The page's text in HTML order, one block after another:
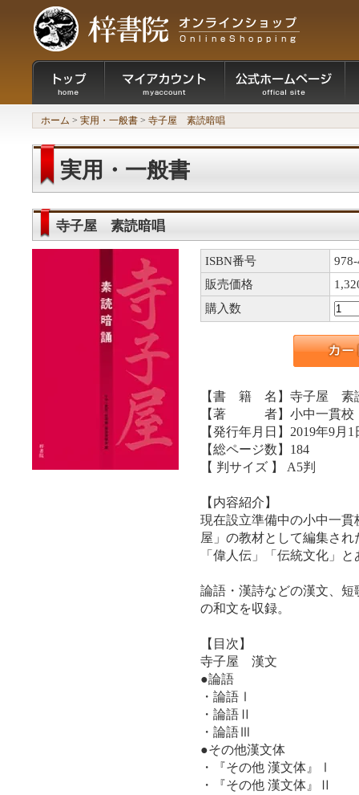
ホーム > 実用・一般書 > 寺子屋 素読暗唱
実用・一般書
寺子屋 素読暗唱
ISBN番号
販売価格
購入数
【書 籍 名】寺子屋 素
【著 者】小中一貫校
【発行年月日】2019年9月1
【総ページ数】184
【 判サイズ 】 A5判
【内容紹介】
現在設立準備中の小中一
屋」の教材として編集され
「偉人伝」「伝統文化」
論語・漢詩などの漢文、
の和文を収録。
【目次】
寺子屋 漢文
●論語
・論語Ⅰ
・論語Ⅱ
・論語Ⅲ
●その他漢文体
・『その他 漢文体』Ⅰ
・『その他 漢文体』Ⅱ